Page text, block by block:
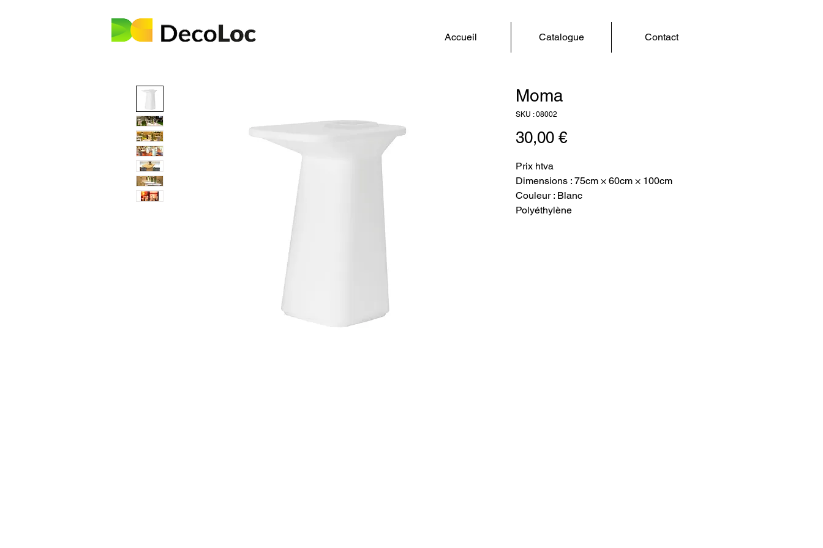
Accueil Catalogue Contact
Moma
SKU : 08002
30,00 €Prix
Prix htva
Dimensions : 75cm × 60cm × 100cm
Couleur : Blanc
Polyéthylène